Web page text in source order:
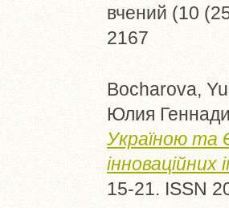
вчений (10
2167
Bocharova,
Юлия
Україною та
15-21. ISSN